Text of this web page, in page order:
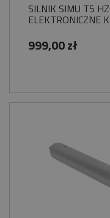
SILNIK SIMU T5
ELEKTRONICZNE
999,00 zł